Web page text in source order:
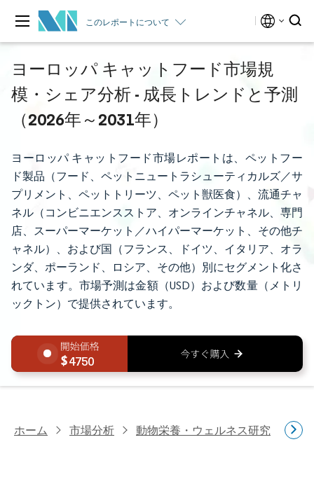
このレポートについて
ヨーロッパ キャットフード市場規
模・シェア分析 - 成長トレンドと予測
（2026年～2031年）
ヨーロッパ キャットフード市場レポートは、ペットフー
ド製品（フード、ペットニュートラシューティカルズ／サ
プリメント、ペットトリーツ、ペット獣医食）、流通チャ
ネル（コンビニエンスストア、オンラインチャネル、専門
店、スーパーマーケット／ハイパーマーケット、その他チ
ャネル）、および国（フランス、ドイツ、イタリア、オラ
ンダ、ポーランド、ロシア、その他）別にセグメント化さ
れています。市場予測は金額（USD）および数量（メトリ
ックトン）で提供されています。
4750
ホーム 市場分析 動物栄養・ウェルネス研究 ペ